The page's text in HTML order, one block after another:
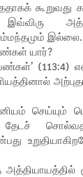
கூறுவது
இவ்விரு
இல்லை.
யார்?
பெண்கள்’
அற்புதம்
தேடச்